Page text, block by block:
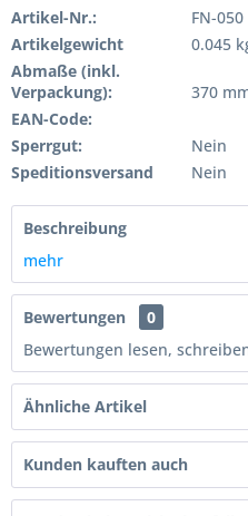
Artikel-Nr.:
FN-050
Artikelgewicht
0.045
Abmaße (inkl.
Verpackung):
370
EAN-Code:
Sperrgut:
Nein
Speditionsversand
Nein
Beschreibung
mehr
Bewertungen
0
Bewertungen lesen,
Ähnliche Artikel
Kunden kauften auch